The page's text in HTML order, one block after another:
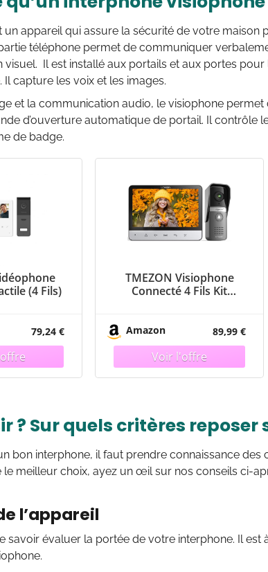
un appareil qui assure la sécurité de votre maison
téléphone permet de communiquer
visuel. Il est installé aux portails et aux portes
Il capture les voix et les images.
et la communication audio, le visiophone permet
d’ouverture automatique de portail. Il contrôle
de badge.
(4 Fils)
79,24 €
TMEZON Visiophone
Connecté 4 Fils Kit
7″,Portier Vidéo pour
Une Famille,Platine de
Rue, Sonnette de
Camera,V20
Amazon 89,99 €
? Sur quels critères reposer
bon interphone, il faut prendre connaissance des
le meilleur choix, ayez un œil sur nos conseils ci-
l’appareil
savoir évaluer la portée de votre interphone. Il est